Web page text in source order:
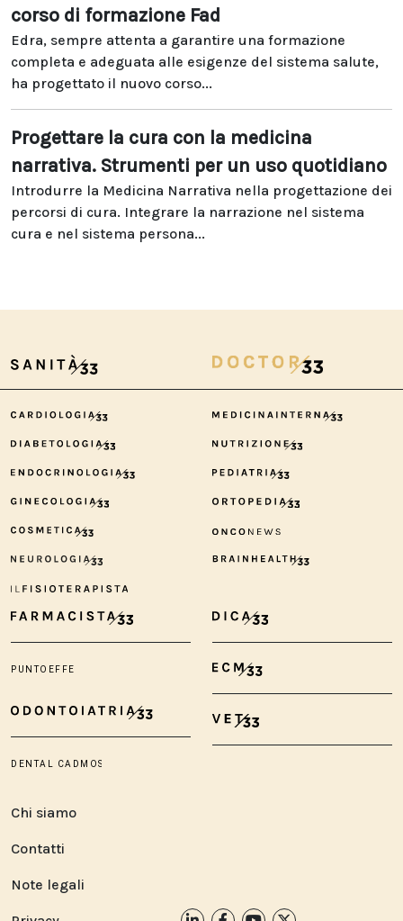
corso di formazione Fad
Edra, sempre attenta a garantire una formazione
completa e adeguata alle esigenze del sistema salute,
ha progettato il nuovo corso...
Progettare la cura con la medicina
narrativa. Strumenti per un uso quotidiano
Introdurre la Medicina Narrativa nella progettazione dei
percorsi di cura. Integrare la narrazione nel sistema
cura e nel sistema persona...
Chi siamo
Contatti
Note legali